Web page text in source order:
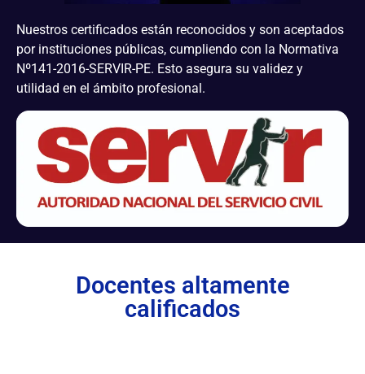
Nuestros certificados están reconocidos y son aceptados
por instituciones públicas, cumpliendo con la Normativa
Nº141-2016-SERVIR-PE. Esto asegura su validez y
utilidad en el ámbito profesional.
Docentes altamente
calificados